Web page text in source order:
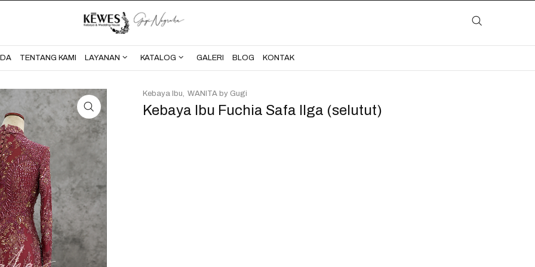
BERANDA KONTAK
TENTANG KAMI LAYANAN KATALOG GALERI BLOG KONTAK
Kebaya Ibu Fuchia Safa Ilga (selutut)
Kebaya Ibu WANITA by Gugi